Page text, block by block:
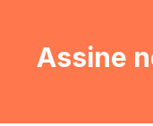
Assine